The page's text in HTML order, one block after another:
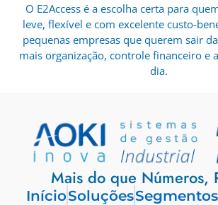
O E2Access é a escolha certa para
leve, flexível e com excelente custo-
pequenas empresas que querem sair
mais organização, controle financeiro e
dia.
Mais do que Números,
InícioSoluçõesSegmentos